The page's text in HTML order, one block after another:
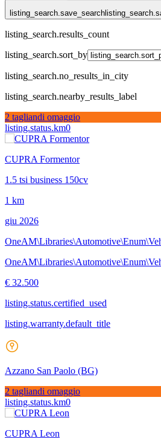
listing_search.save_search
listing_search.results_count
listing_search.sort_by
listing_search.no_results_in_city
listing_search.nearby_results_label
2 tagliandi omaggio
listing.status.km0
CUPRA Formentor
1.5 tsi business 150cv
1 km
giu 2026
€ 32.500
listing.status.certified_used
listing.warranty.default_title
Azzano San Paolo (BG)
2 tagliandi omaggio
listing.status.km0
CUPRA Leon